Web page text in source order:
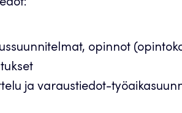
opinnot
ja varaustiedot-